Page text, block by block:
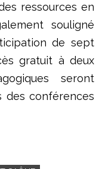
ressources en
souligné
de sept
gratuit à deux
seront
des conférences